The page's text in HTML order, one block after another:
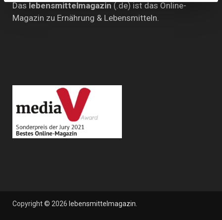
Das lebensmittelmagazin (.de) ist das Online-
Magazin zu Ernährung & Lebensmitteln.
Copyright © 2026 lebensmittelmagazin